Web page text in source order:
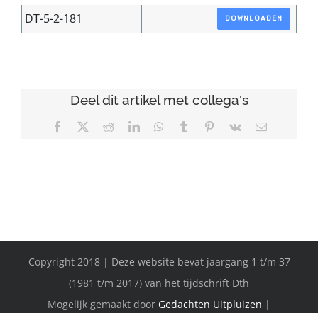
DT-5-2-181 DOWNLOADEN
Deel dit artikel met collega's
Facebook RedditLinkedInWhatsApp
Tumblr Pinterest
Vk
E-
Copyright 2018 | Deze website bevat jaargang 1 t/m 37
(1981 t/m 2017) van het tijdschrift Dth
Mogelijk gemaakt door Gedachten Uitpluizen |